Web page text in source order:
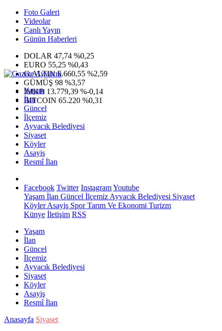
Foto Galeri
Videolar
Canlı Yayın
Günün Haberleri
DOLAR 47,74 %0,25
EURO 55,25 %0,43
G.ALTIN6.660,55 %2,59
GÜMÜŞ 98 %3,57
IMKB 13.779,39 %-0,14
BITCOIN 65.220 %0,31
Yaşam
İlan
Güncel
İlçemiz
Ayvacık Belediyesi
Siyaset
Köyler
Asayiş
Resmî İlan
Facebook Twitter InstagramYoutube
Yaşam İlan Güncel İlçemiz Ayvacık Belediyesi Siyaset
KöylerAsayiş SporTarım Ve Ekonomi Turizm
Künye İletişim RSS
Yaşam
İlan
Güncel
İlçemiz
Ayvacık Belediyesi
Siyaset
Köyler
Asayiş
Resmî İlan
Anasayfa Siyaset